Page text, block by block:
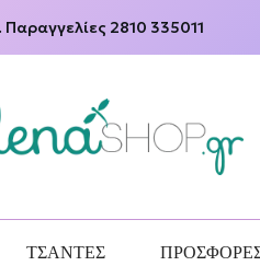
Παραγγελίες 2810 335011
ΤΣΑΝΤΕΣ